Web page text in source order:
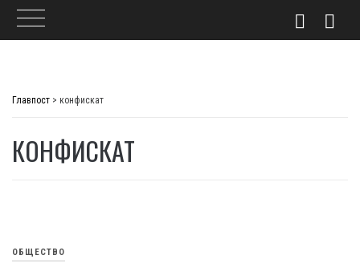
Главпост > конфискат
КОНФИСКАТ
ОБЩЕСТВО